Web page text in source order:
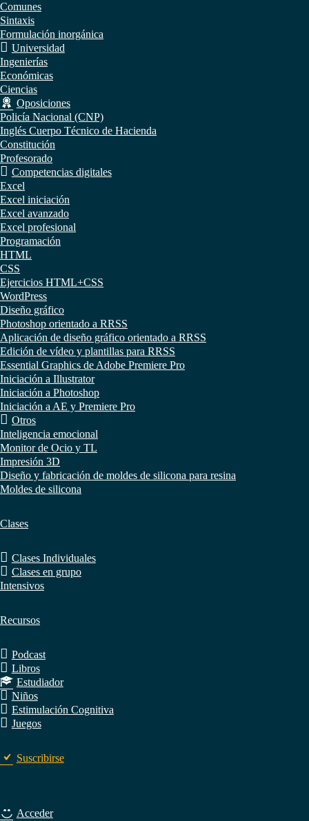
Comunes
Sintaxis
Formulación inorgánica
Universidad
Ingenierías
Económicas
Ciencias
Oposiciones
Policía Nacional (CNP)
Inglés Cuerpo Técnico de Hacienda
Constitución
Profesorado
Competencias digitales
Excel
Excel iniciación
Excel avanzado
Excel profesional
Programación
HTML
CSS
Ejercicios HTML+CSS
WordPress
Diseño gráfico
Photoshop orientado a RRSS
Aplicación de diseño gráfico orientado a RRSS
Edición de vídeo y plantillas para RRSS
Essential Graphics de Adobe Premiere Pro
Iniciación a Illustrator
Iniciación a Photoshop
Iniciación a AE y Premiere Pro
Otros
Inteligencia emocional
Monitor de Ocio y TL
Impresión 3D
Diseño y fabricación de moldes de silicona para resina
Moldes de silicona
Clases
Clases Individuales
Clases en grupo
Intensivos
Recursos
Podcast
Libros
Estudiador
Niños
Estimulación Cognitiva
Juegos
Suscribirse
Acceder